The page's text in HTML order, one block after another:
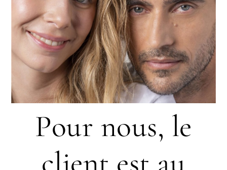
Pour nous, le